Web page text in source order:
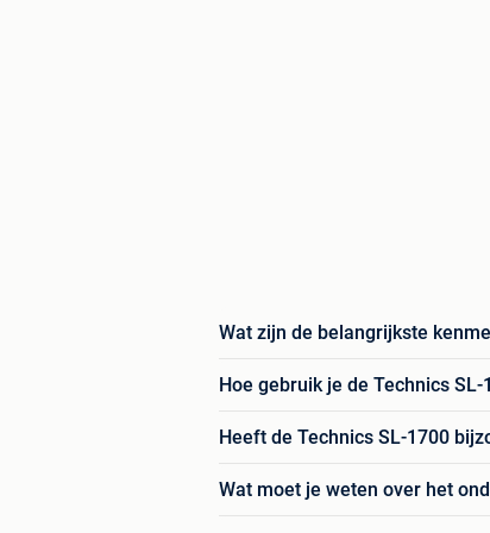
Wat zijn de belangrijkste
Hoe gebruik je de Technics
Heeft de Technics SL-1700
Wat moet je weten over het